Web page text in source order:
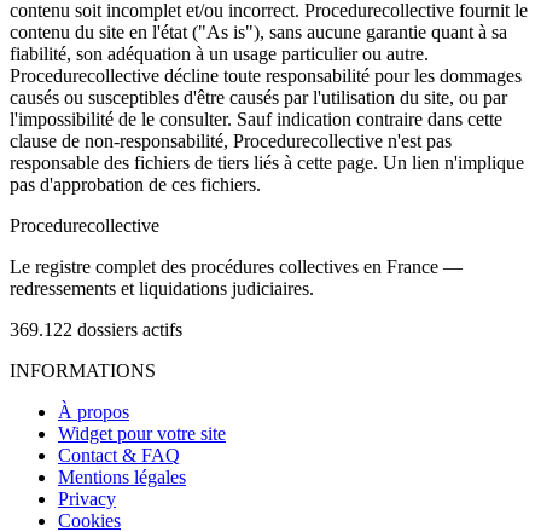
contenu soit incomplet et/ou incorrect. Procedurecollective fournit le
contenu du site en l'état ("As is"), sans aucune garantie quant à sa
fiabilité, son adéquation à un usage particulier ou autre.
Procedurecollective décline toute responsabilité pour les dommages
causés ou susceptibles d'être causés par l'utilisation du site, ou par
l'impossibilité de le consulter. Sauf indication contraire dans cette
clause de non-responsabilité, Procedurecollective n'est pas
responsable des fichiers de tiers liés à cette page. Un lien n'implique
pas d'approbation de ces fichiers.
Procedurecollective
Le registre complet des procédures collectives en France —
redressements et liquidations judiciaires.
369.122 dossiers actifs
INFORMATIONS
À propos
Widget pour votre site
Contact & FAQ
Mentions légales
Privacy
Cookies